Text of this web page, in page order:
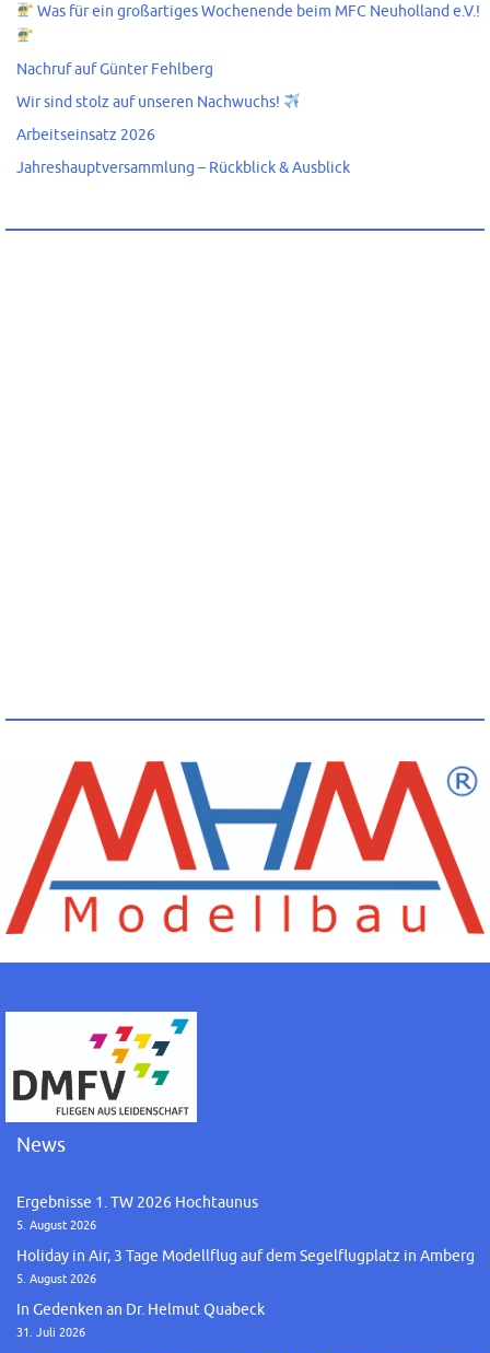
Was für ein großartiges Wochenende beim MFC Neuholland e.V.!
Nachruf auf Günter Fehlberg
Wir sind stolz auf unseren Nachwuchs!
Arbeitseinsatz 2026
Jahreshauptversammlung – Rückblick & Ausblick
News
Ergebnisse 1. TW 2026 Hochtaunus
5. August 2026
Holiday in Air, 3 Tage Modellflug auf dem Segelflugplatz in Amberg
5. August 2026
In Gedenken an Dr. Helmut Quabeck
31. Juli 2026